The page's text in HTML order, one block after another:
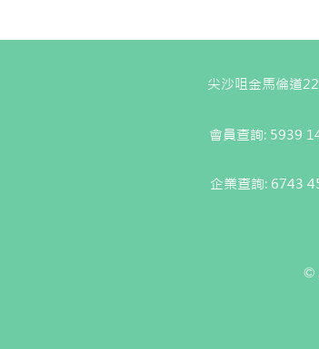
尖沙咀金馬倫道
會員查詢: 5939
企業查詢: 6743
©